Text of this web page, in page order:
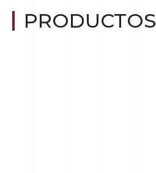
PRODUCTOS